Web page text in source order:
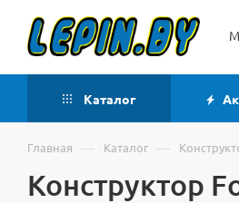
Каталог
Главная — Каталог —
Конструктор